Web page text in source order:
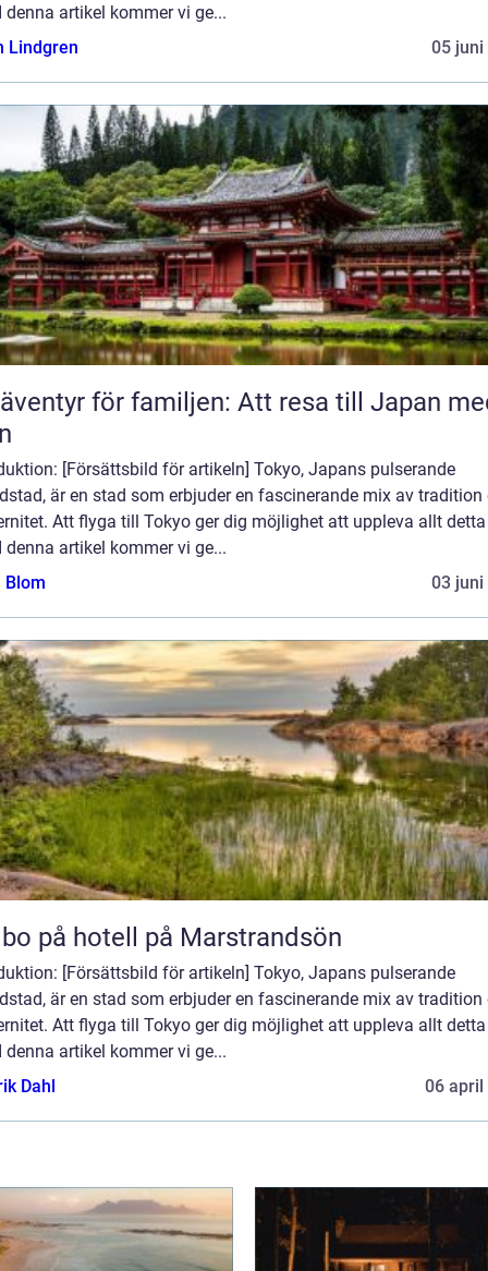
denna artikel kommer vi ge...
Lindgren
05 juni
för familjen: Att resa till Japan
[Försättsbild för artikeln] Tokyo, Japans pulserande
är en stad som erbjuder en fascinerande mix av tradition
Att flyga till Tokyo ger dig möjlighet att uppleva allt
denna artikel kommer vi ge...
Blom
03 juni
på hotell på Marstrandsön
[Försättsbild för artikeln] Tokyo, Japans pulserande
är en stad som erbjuder en fascinerande mix av tradition
Att flyga till Tokyo ger dig möjlighet att uppleva allt
denna artikel kommer vi ge...
Dahl
06 april